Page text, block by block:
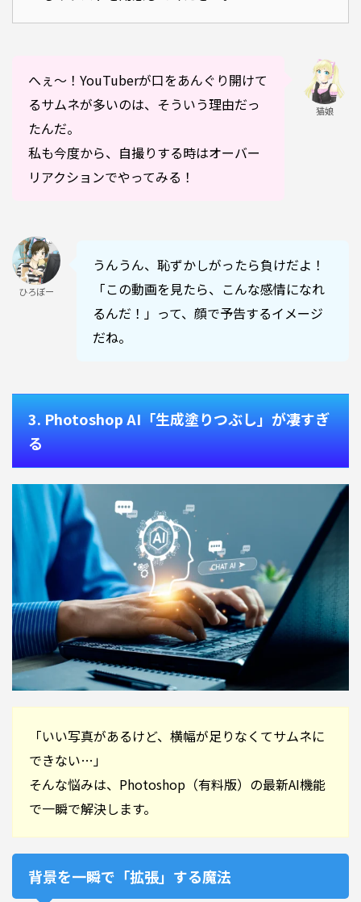
へぇ〜！YouTuberが口をあんぐり開けて
るサムネが多いのは、そういう理由だっ
たんだ。
私も今度から、自撮りする時はオーバー
リアクションでやってみる！
猫娘
ひろぼー
うんうん、恥ずかしがったら負けだよ！
「この動画を見たら、こんな感情になれ
るんだ！」って、顔で予告するイメージ
だね。
3. Photoshop AI「生成塗りつぶし」が凄すぎ
る
「いい写真があるけど、横幅が足りなくてサムネに
できない…」
そんな悩みは、Photoshop（有料版）の最新AI機能
で一瞬で解決します。
背景を一瞬で「拡張」する魔法